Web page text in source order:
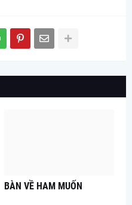
BÀN VỀ HAM MUỐN